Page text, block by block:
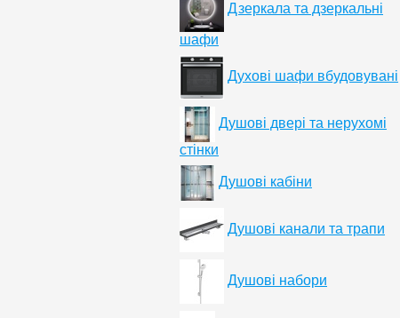
Дзеркала та дзеркальні
шафи
Духові шафи вбудовувані
Душові двері та нерухомі
стінки
Душові кабіни
Душові канали та трапи
Душові набори